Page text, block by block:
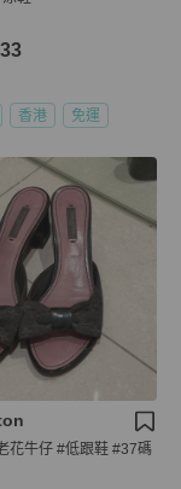
香港 免運
花牛仔 #低跟鞋 #37碼